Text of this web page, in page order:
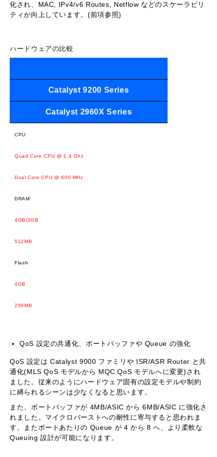
化され、MAC, IPv4/v6 Routes, Netflow などのスケーラビリ
ティが向上しています。(前項参照)
ハードウェアの比較
Catalyst 9200 Series
Catalyst 2960X Series
CPU
Quad Core CPU @ 1.4 Ghz
Dual Core CPU @ 600 MHz
DRAM
4GB/2GB
512MB
Flash
4GB
256MB
QoS 設定の共通化、ポートバッファや Queue の強化
QoS 設定は Catalyst 9000 ファミリや ISR/ASR Router と共
通化(MLS QoS モデルから MQC QoS モデルへに変更)され
ました。従来のようにハードウェア固有の設定モデルや制約
に縛られるシーンは少なくなると思います。
また、ポートバッファが 4MB/ASIC から 6MB/ASIC に強化さ
れました。マイクロバーストへの耐性に寄与すると思われま
す。またポートあたりの Queue が 4 から 8 へ、より柔軟な
Queuing 設計が可能になります。